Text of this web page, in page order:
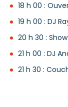
18 h 00 :
19 h 00 : DJ
20 h 30 :
21 h 00 : DJ
21 h 30 :